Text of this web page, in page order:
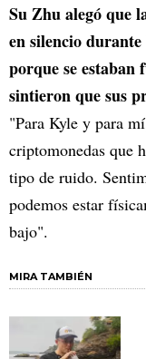
Su Zhu alegó que
en silencio
porque se estaban
sintieron que sus
"Para Kyle y para
criptomonedas que
tipo de ruido.
podemos estar
bajo".
MIRA TAMBIÉN